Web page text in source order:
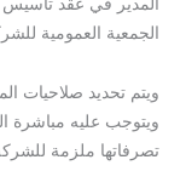
الجمعية العمومية
ويتم تحديد صلاحيات
ويتوجب عليه مباشرة
تصرفاتها ملزمة